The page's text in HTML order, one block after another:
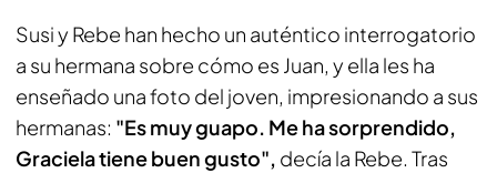
Susi y Rebe han hecho un auténtico interrogatorio
a su hermana sobre cómo es Juan, y ella les ha
enseñado una foto del joven, impresionando a sus
hermanas: "Es muy guapo. Me ha sorprendido,
Graciela tiene buen gusto", decía la Rebe. Tras